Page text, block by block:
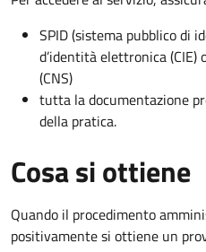
SPID (sistema pubblico di
d’identità elettronica (CIE)
(CNS)
tutta la documentazione
della pratica.
Cosa si ottiene
Quando il procedimento
positivamente si ottiene un